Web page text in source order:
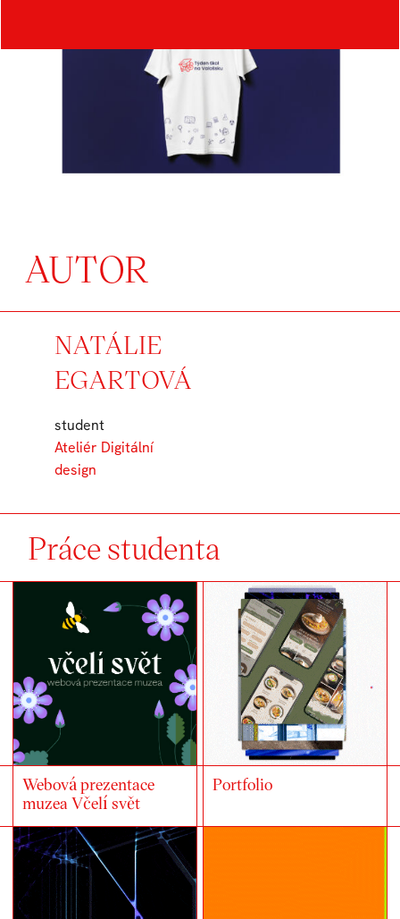
AUTOR
NATÁLIE
EGARTOVÁ
student
Ateliér Digitální
design
Práce studenta
Webová prezentace
muzea Včelí svět
Portfolio